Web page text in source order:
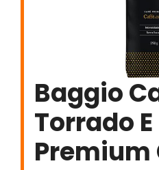
Baggio
Torrado
Premium